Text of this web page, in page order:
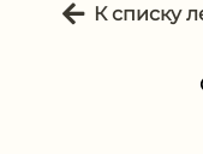
К списку